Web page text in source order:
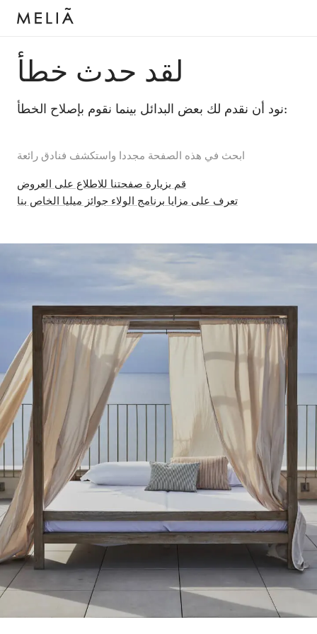
لقد حدث خطأ
نود أن نقدم لك بعض البدائل بينما نقوم بإصلاح الخطأ:
ابحث في هذه الصفحة مجددا واستكشف فنادق رائعة
قم بزيارة صفحتنا للاطلاع على العروض
تعرف على مزايا برنامج الولاء جوائز ميليا الخاص بنا